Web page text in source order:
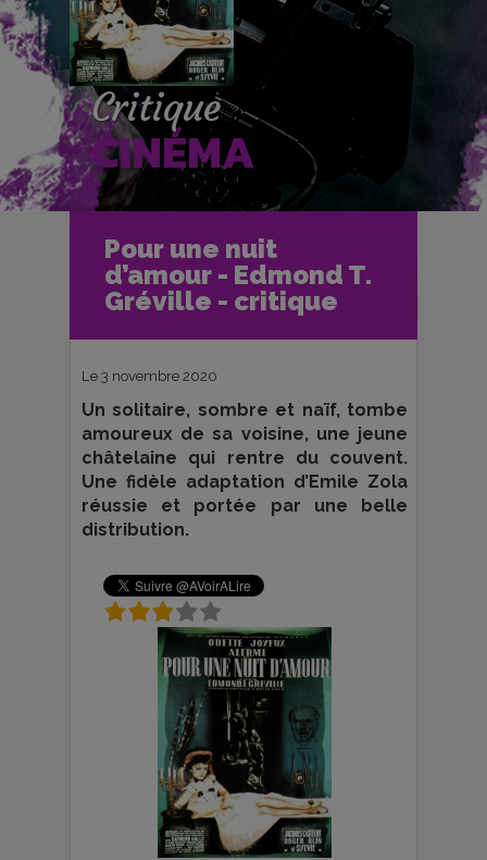
Critique
CINÉMA
Pour une nuit
d’amour - Edmond T.
Gréville - critique
Accueil
Critiques et fiches films
Pour une nuit d’amour - Edmond T.
Gréville - critique
Le 3 novembre 2020
Un solitaire, sombre et naïf, tombe
amoureux de sa voisine, une jeune
châtelaine qui rentre du couvent.
Une fidèle adaptation d’Emile Zola
réussie et portée par une belle
distribution.